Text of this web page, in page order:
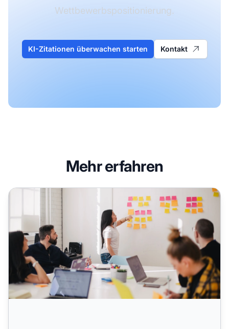
Wettbewerbspositionierung.
KI-Zitationen überwachen starten Kontakt
Mehr erfahren
Zitatbasiertes Content